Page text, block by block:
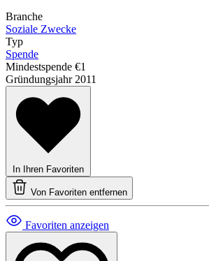
Branche
Soziale Zwecke
Typ
Spende
Mindestspende €1
Gründungsjahr 2011
In Ihren Favoriten
Von Favoriten entfernen
Favoriten anzeigen